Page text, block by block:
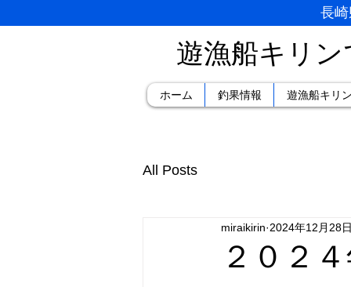
長
遊漁船キリ
ホーム 釣果情報 遊漁船キリ
All Posts
２０２
miraikirin 2024年12月28